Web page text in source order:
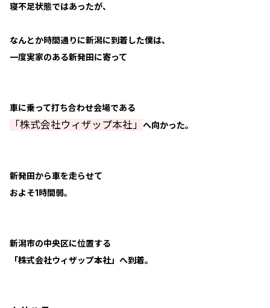
寝不足状態ではあったが、
なんとか時間通りに新潟に到着した僕は、
一度実家のある新発田に寄って
車に乗って打ち合わせ会場である
「株式会社ウィザップ本社」 へ向かった。
新発田から車を走らせて
およそ1時間弱。
新潟市の中央区に位置する
「株式会社ウィザップ本社」へ到着。